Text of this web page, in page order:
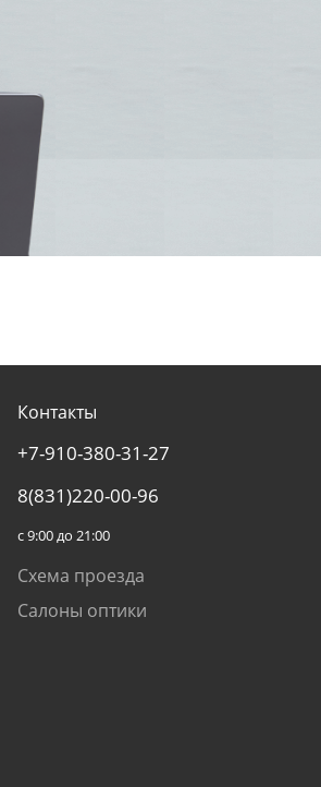
Контакты
+7-910-380-31-27
8(831)220-00-96
с 9:00 до 21:00
Схема проезда
Салоны оптики